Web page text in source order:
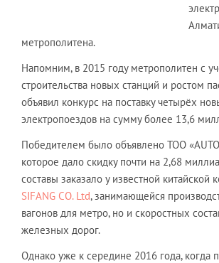
метрополитена.
Напомним, в 2015 году метрополитен с
строительства новых станций и ростом
объявил конкурс на поставку четырёх
электропоездов на сумму более 13,6
Победителем было объявлено ТОО «AUTO
которое дало скидку почти на 2,68
составы заказало у известной китайской
SIFANG CO. Ltd, занимающейся
вагонов для метро, но и скоростных
железных дорог.
Однако уже к середине 2016 года, когда